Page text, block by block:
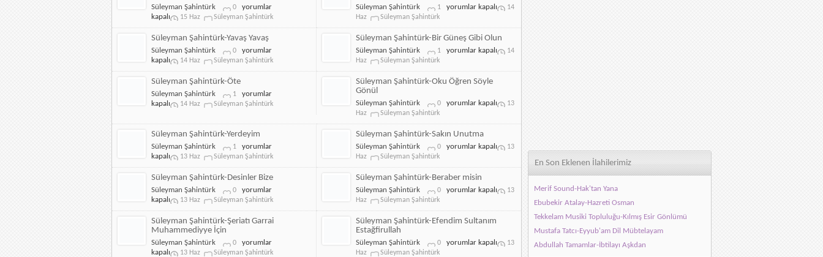
için
Süleyman Şahintürk 0
Süleyman
Şahintürk-
Bugün
Mahı
Muharrem'dir
için
yorumlar
kapalı
15 Haz Süleyman Şahintürk
Süleyman Şahintürk 1
Süleyman
Kuvvet
Kimde
Kimde
için
yorumlar kapalı
14
Haz
Süleyman Şahintürk
Süleyman Şahintürk-Yavaş Yavaş
Süleyman Şahintürk 0
Süleyman
Şahintürk-
Yavaş
Yavaş
yorumlar
kapalı
14 Haz Süleyman Şahintürk
Süleyman Şahintürk-Bir Güneş Gibi Olun
Süleyman Şahintürk 1
Süleyman
Bir
Güneş
için
yorumlar kapalı
14
Haz
Süleyman Şahintürk
Süleyman Şahintürk-Öte
Süleyman Şahintürk 1
Süleyman
Şahintürk-
için
yorumlar
kapalı
14 Haz Süleyman Şahintürk
Süleyman Şahintürk-Oku Öğren Söyle
Gönül
Süleyman Şahintürk 0
Süleyman
Oku
Öğren
Gönül
yorumlar kapalı
13
Haz
Süleyman Şahintürk
Süleyman Şahintürk-Yerdeyim
Süleyman Şahintürk 1
Süleyman
Şahintürk-
Yerdeyim
için
yorumlar
kapalı
13 Haz Süleyman Şahintürk
Süleyman Şahintürk-Sakın Unutma
Süleyman Şahintürk 0
Süleyman
Sakın
Unutma
yorumlar kapalı
13
Haz
Süleyman Şahintürk
Süleyman Şahintürk-Desinler Bize
Süleyman Şahintürk 0
Süleyman
Şahintürk-
Desinler
Bize
yorumlar
kapalı
13 Haz Süleyman Şahintürk
Süleyman Şahintürk-Beraber misin
Süleyman Şahintürk 0
Süleyman
Beraber
misin
yorumlar kapalı
13
Haz
Süleyman Şahintürk
Süleyman Şahintürk-Şeriatı Garrai
Muhammediyye İçin
Süleyman Şahintürk 0
Süleyman
Şahintürk-
yorumlar
kapalı
13 Haz Süleyman Şahintürk
Süleyman Şahintürk-Efendim Sultanım
Estağfirullah
Süleyman Şahintürk 0
Süleyman
yorumlar kapalı
13
Haz
Süleyman Şahintürk
En Son Eklenen İlahilerimiz
Merif Sound-Hak'tan Yana
Ebubekir Atalay-Hazreti Osman
Tekkelam Musiki Topluluğu-Kılmış Esir Gönlümü
Mustafa Tatcı-Eyyub'am Dil Mübtelayam
Abdullah Tamamlar-İbtilayı Aşkdan